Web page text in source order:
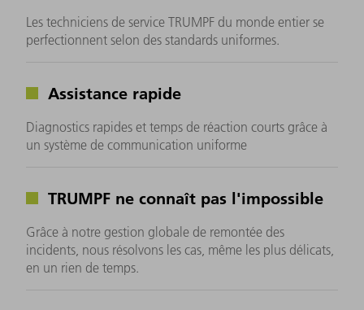
Les techniciens de service TRUMPF du monde entier se
perfectionnent selon des standards uniformes.
Assistance rapide
Diagnostics rapides et temps de réaction courts grâce à
un système de communication uniforme
TRUMPF ne connaît pas l'impossible
Grâce à notre gestion globale de remontée des
incidents, nous résolvons les cas, même les plus délicats,
en un rien de temps.